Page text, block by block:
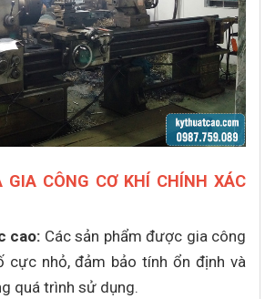
GIA CÔNG CƠ KHÍ CHÍNH XÁC
cao: Các sản phẩm được gia công
cực nhỏ, đảm bảo tính ổn định và
quá trình sử dụng.